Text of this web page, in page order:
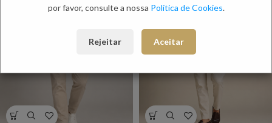
por favor, consulte a nossa Política de Cookies.
Rejeitar Aceitar